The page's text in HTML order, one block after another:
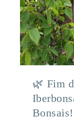
🌿 Fim
Bonsais!